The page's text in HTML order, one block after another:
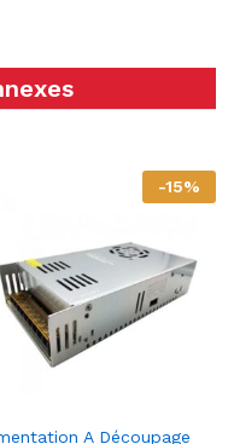
-15%
A Découpage